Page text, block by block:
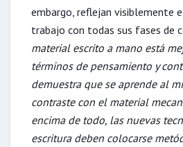
embargo, reflejan visiblemente
trabajo con todas sus fases de
material escrito a mano está
términos de pensamiento y
demuestra que se aprende al
contraste con el material
encima de todo, las nuevas
escritura deben colocarse